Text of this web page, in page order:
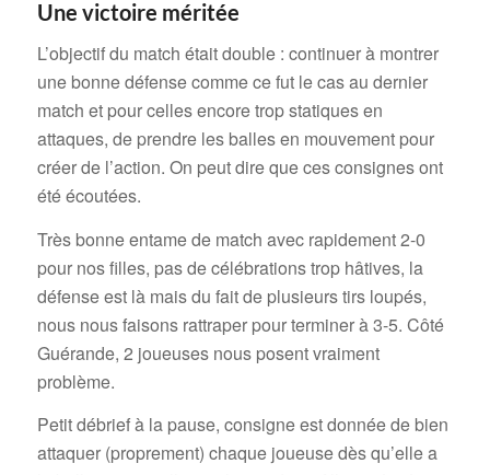
Une victoire méritée
L’objectif du match était double : continuer à montrer
une bonne défense comme ce fut le cas au dernier
match et pour celles encore trop statiques en
attaques, de prendre les balles en mouvement pour
créer de l’action. On peut dire que ces consignes ont
été écoutées.
Très bonne entame de match avec rapidement 2-0
pour nos filles, pas de célébrations trop hâtives, la
défense est là mais du fait de plusieurs tirs loupés,
nous nous faisons rattraper pour terminer à 3-5. Côté
Guérande, 2 joueuses nous posent vraiment
problème.
Petit débrief à la pause, consigne est donnée de bien
attaquer (proprement) chaque joueuse dès qu’elle a